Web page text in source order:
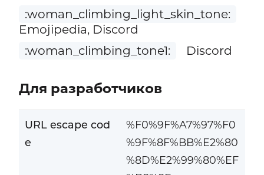
:woman_climbing_light_skin_tone:
Emojipedia, Discord
:woman_climbing_tone1:
Discord
Для разработчиков
URL escape cod
e
%F0%9F%A7%97%F0
%9F%8F%BB%E2%80
%8D%E2%99%80%EF